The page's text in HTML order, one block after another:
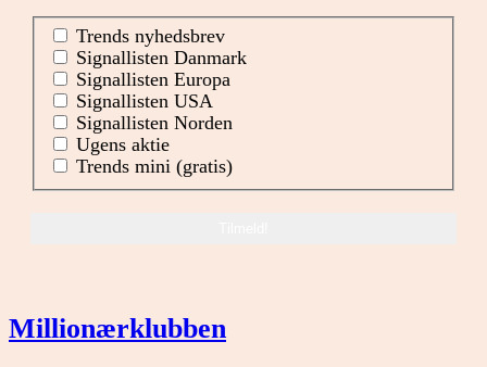
Trends nyhedsbrev
Signallisten Danmark
Signallisten Europa
Signallisten USA
Signallisten Norden
Ugens aktie
Trends mini (gratis)
Millionærklubben